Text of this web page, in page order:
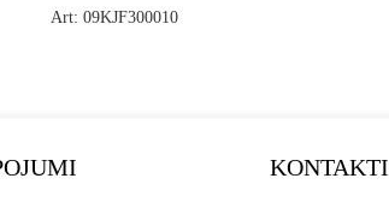
Art: 09KJF300010
KONTAKTI